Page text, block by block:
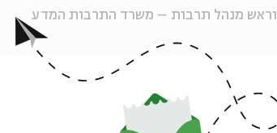
וראש מנהל תרבות – משרד התרבות המדע
הזמר משה גיאת,הפייטן
אפרים יגודיוב,